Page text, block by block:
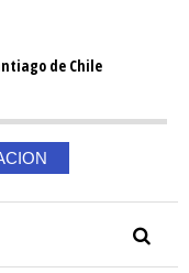
de Chile